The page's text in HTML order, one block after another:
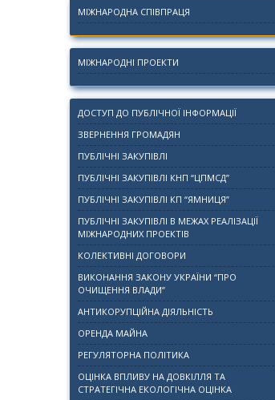
МІЖНАРОДНА СПІВПРАЦЯ
МІЖНАРОДНІ ПРОЕКТИ
ДОСТУП ДО ПУБЛІЧНОЇ ІНФОРМАЦІЇ
ЗВЕРНЕННЯ ГРОМАДЯН
ПУБЛІЧНІ ЗАКУПІВЛІ
ПУБЛІЧНІ ЗАКУПІВЛІ КНП “ЦПМСД”
ПУБЛІЧНІ ЗАКУПІВЛІ КП “ЯМНИЦЯ”
ПУБЛІЧНІ ЗАКУПІВЛІ В МЕЖАХ РЕАЛІЗАЦІЇ
МІЖНАРОДНИХ ПРОЕКТІВ
КОЛЕКТИВНІ ДОГОВОРИ
ВИКОНАННЯ ЗАКОНУ УКРАЇНИ “ПРО
ОЧИЩЕННЯ ВЛАДИ”
АНТИКОРУПЦІЙНА ДІЯЛЬНІСТЬ
ОРЕНДА МАЙНА
РЕГУЛЯТОРНА ПОЛІТИКА
ОЦІНКА ВПЛИВУ НА ДОВКІЛЛЯ ТА
СТРАТЕГІЧНА ЕКОЛОГІЧНА ОЦІНКА